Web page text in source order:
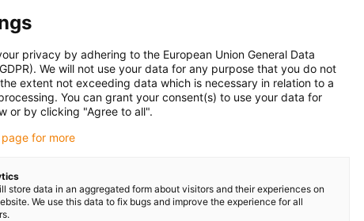
Sie
Dann
privacy by adhering to the European Union General Data
We will not use your data for any purpose that you do not
extent not exceeding data which is necessary in relation to a
You can grant your consent(s) to use your data for
or by clicking "Agree to all".
for more
store data in an aggregated form about visitors and their experiences on
We use this data to fix bugs and improve the experience for all